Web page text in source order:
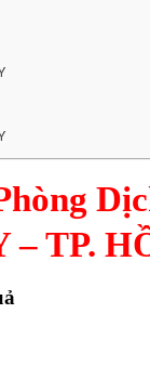
– TP.